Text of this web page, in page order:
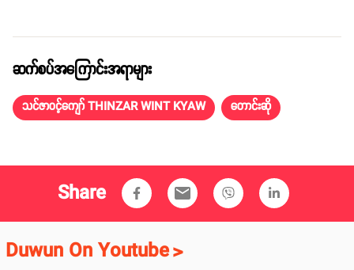
ဆက်စပ်အကြောင်းအရာများ
သင်ဇာဝင့်ကျော် THINZAR WINT KYAW တောင်းဆို
Share email
Duwun On Youtube>